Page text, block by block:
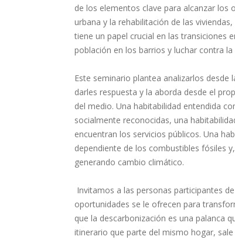
de los elementos clave para alcanzar los
urbana y la rehabilitación de las
tiene un papel crucial en las transiciones
población en los barrios y luchar contra
Este seminario plantea analizarlos
darles respuesta y la aborda desde el
del medio. Una habitabilidad entendida
socialmente reconocidas, una
encuentran los servicios públicos. Una
dependiente de los combustibles fósiles
generando cambio climático.
Invitamos a las personas participantes
oportunidades se le ofrecen para
que la descarbonización es una palanca
itinerario que parte del mismo hogar,